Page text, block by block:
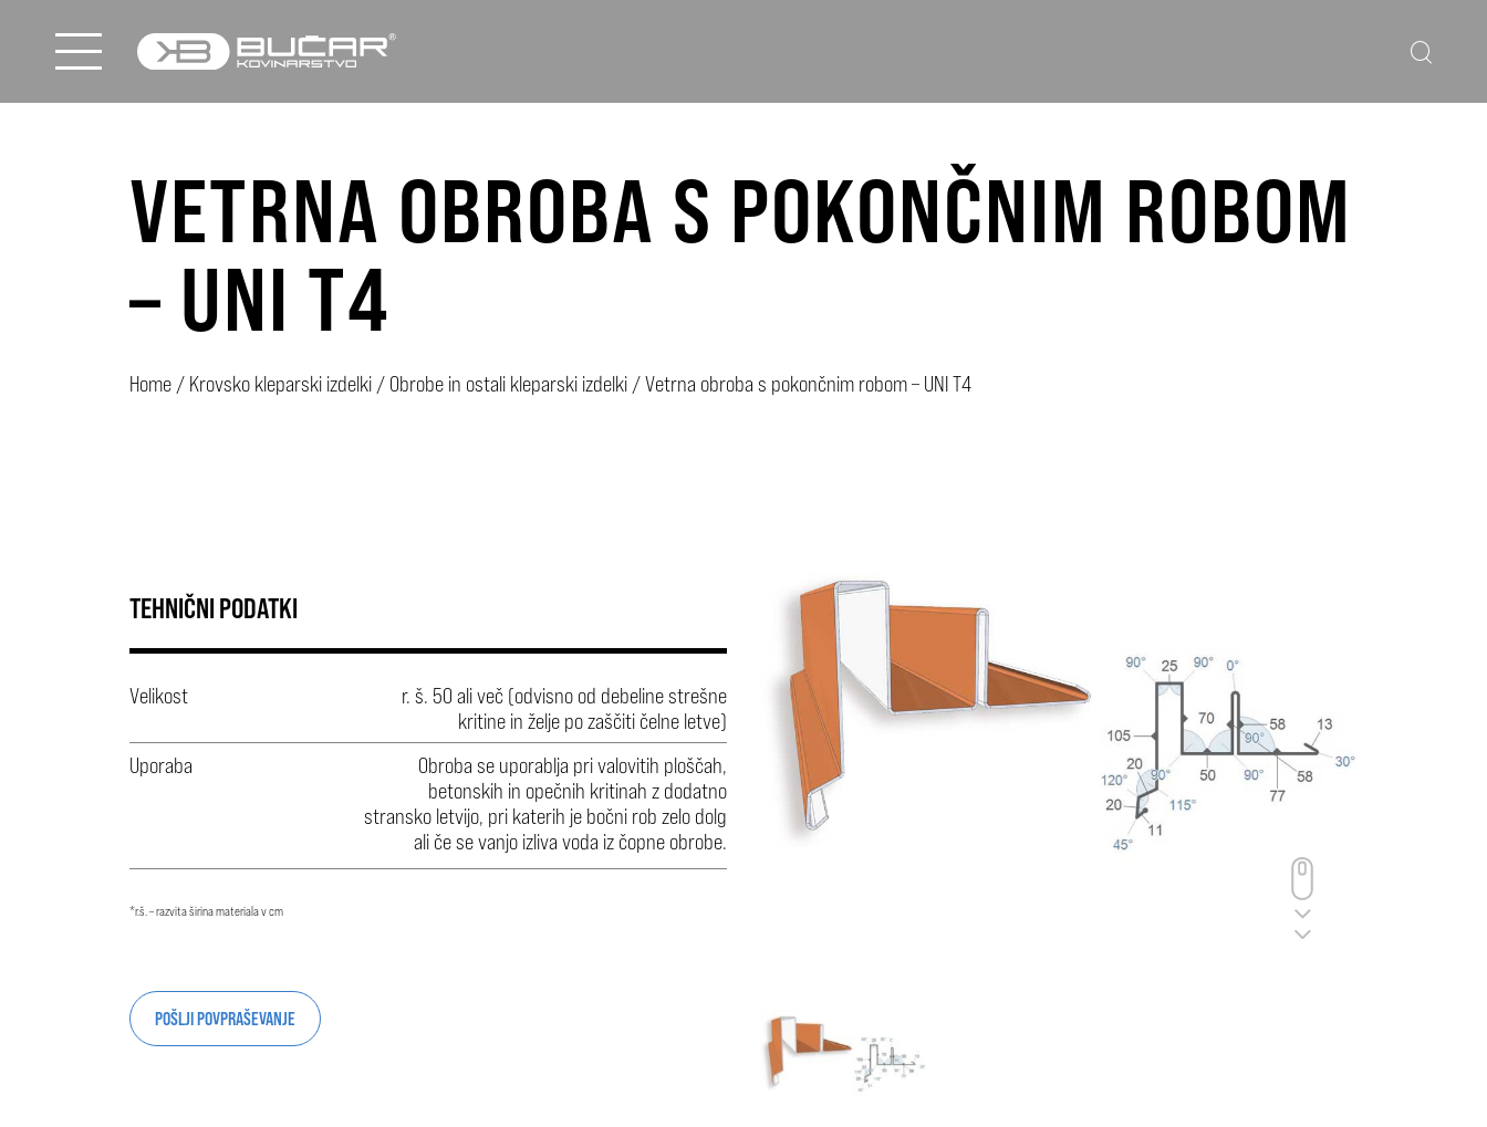
VETRNA OBROBA S POKONČNIM ROBOM
– UNI T4
Home / Krovsko kleparski izdelki / Obrobe in ostali kleparski izdelki /Vetrna obroba s pokončnim robom – UNI T4
TEHNIČNI PODATKI
Velikost
r. š. 50 ali več (odvisno od debeline strešne
kritine in želje po zaščiti čelne letve)
Uporaba
Obroba se uporablja pri valovitih ploščah,
betonskih in opečnih kritinah z dodatno
stransko letvijo, pri katerih je bočni rob zelo dolg
ali če se vanjo izliva voda iz čopne obrobe.
*r.š. – razvita širina materiala v cm
POŠLJI POVPRAŠEVANJE
Scroll Down